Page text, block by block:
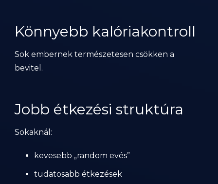
Könnyebb kalóriakontroll
Sok embernek természetesen csökken a
bevitel.
Jobb étkezési struktúra
Sokaknál:
kevesebb „random evés”
tudatosabb étkezések